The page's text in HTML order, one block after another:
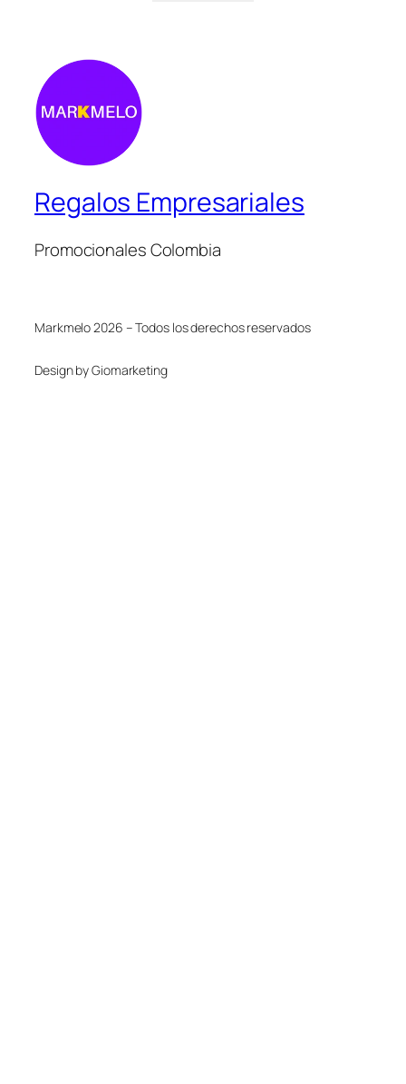
Regalos Empresariales
Promocionales Colombia
Markmelo 2026 – Todos los derechos reservados
Design by Giomarketing